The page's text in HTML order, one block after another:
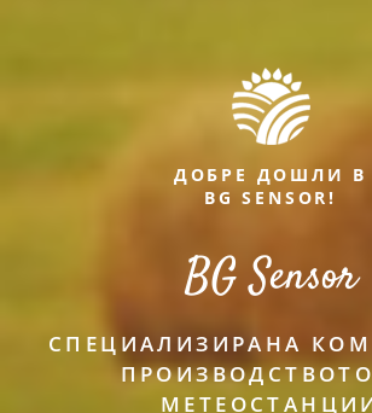
ДОБРЕ ДОШЛИ В
BG SENSOR!
BG Sensor
СПЕЦИАЛИЗИРАНА